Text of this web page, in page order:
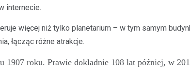
internecie.
więcej niż tylko planetarium – w tym samym
łącząc różne atrakcje.
roku. Prawie dokładnie 108 lat później, w